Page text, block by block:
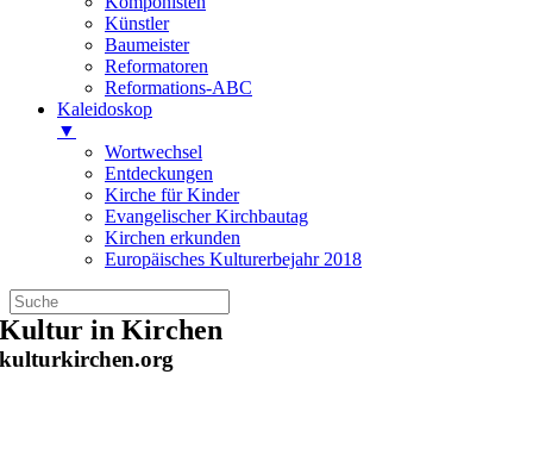
Künstler
Baumeister
Reformatoren
Reformations-ABC
Kaleidoskop
▼
Wortwechsel
Entdeckungen
Kirche für Kinder
Evangelischer Kirchbautag
Kirchen erkunden
Europäisches Kulturerbejahr 2018
Zum
Inhalt
springen
Kultur in Kirchen
kulturkirchen.org